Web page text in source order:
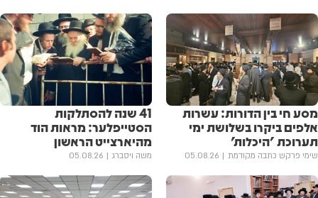
מסע חי בין הדורות: עשרות
אלפים ביקרו בשלושת ימי
תערוכת 'היכלות'
שימי פרקש כתבה מקודמת 05.08.26
41 שנה להסתלקות
הסטייפלער: מראות הוד
מהיארצייט הראשון
משה ויסברג 05.08.26